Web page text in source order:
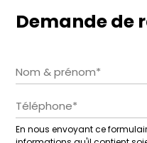
Demande de
En nous envoyant ce
Alternative: